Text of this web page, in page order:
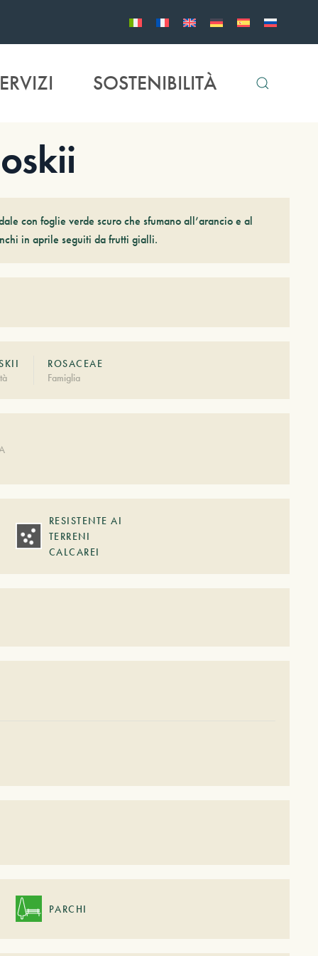
SOSTENIBILITÀ
con foglie verde scuro che sfumano all’arancio e al
in aprile seguiti da frutti gialli.
ROSACEAE
Famiglia
RESISTENTE AI
TERRENI
CALCAREI
PARCHI